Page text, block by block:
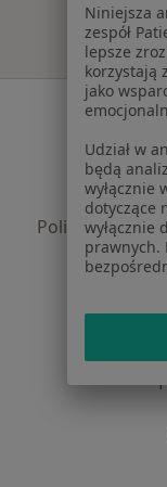
Polityka
Polityka
dane
Niniejsza
zespół
lepsze
korzystają
jako
Udział w
będą
wyłącznie
dotyczące
wyłącznie
prawnych.